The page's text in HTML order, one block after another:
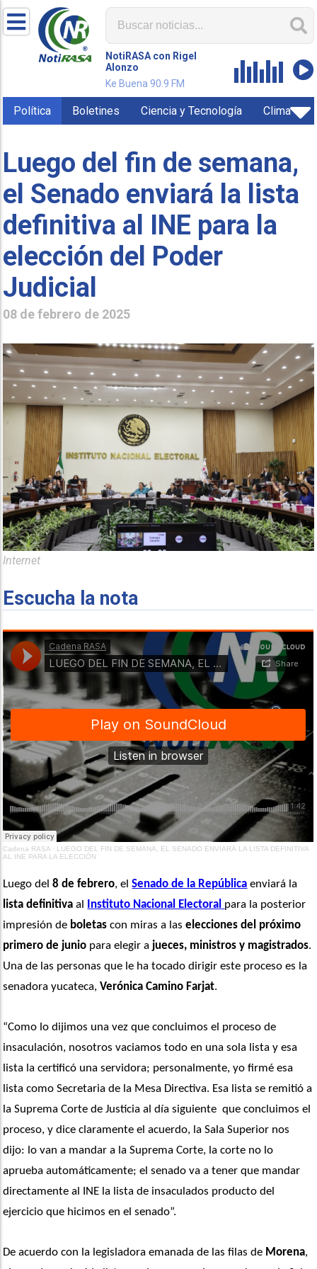
NotiRASA con Rigel
Alonzo
Ke Buena 90.9 FM
Política Boletines Ciencia y Tecnología Clima
Luego del fin de semana,
el Senado enviará la lista
definitiva al INE para la
elección del Poder
Judicial
08 de febrero de 2025
Internet
Escucha la nota
Cadena RASA · LUEGO DEL FIN DE SEMANA, EL SENADO ENVIARÁ LA LISTA DEFINITIVA
AL INE PARA LA ELECCIÓN
Luego del 8 de febrero, el Senado de la República
lista definitiva al Instituto Nacional Electoral para la posterior
impresión de boletas con miras a las elecciones del próximo
primero de junio para elegir a jueces, ministros y magistrados.
Una de las personas que le ha tocado dirigir este proceso es la
senadora yucateca, Verónica Camino Farjat.
“Como lo dijimos una vez que concluimos el proceso de
insaculación, nosotros vaciamos todo en una sola lista y esa
lista la certificó una servidora; personalmente, yo firmé esa
lista como Secretaria de la Mesa Directiva. Esa lista se remitió a
la Suprema Corte de Justicia al día siguiente  que concluimos el
proceso, y dice claramente el acuerdo, la Sala Superior nos
dijo: lo van a mandar a la Suprema Corte, la corte no lo
aprueba automáticamente; el senado va a tener que mandar
directamente al INE la lista de insaculados producto del
ejercicio que hicimos en el senado”.
De acuerdo con la legisladora emanada de las filas de Morena,